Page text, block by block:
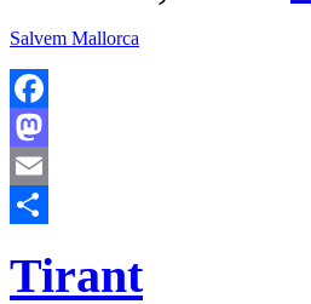
Salvem Mallorca
Facebook
Mastodon
Email
Tirant